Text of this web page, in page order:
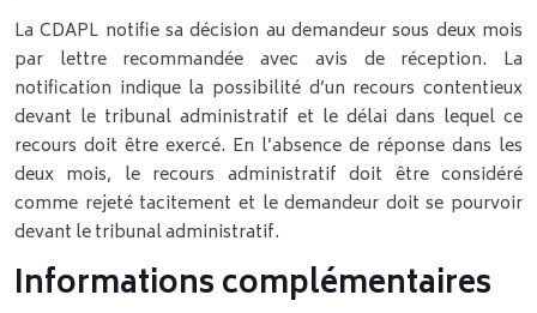
La CDAPL notifie sa décision au demandeur sous deux mois
par lettre recommandée avec avis de réception. La
notification indique la possibilité d’un recours contentieux
devant le tribunal administratif et le délai dans lequel ce
recours doit être exercé. En l’absence de réponse dans les
deux mois, le recours administratif doit être considéré
comme rejeté tacitement et le demandeur doit se pourvoir
devant le tribunal administratif.
Informations complémentaires